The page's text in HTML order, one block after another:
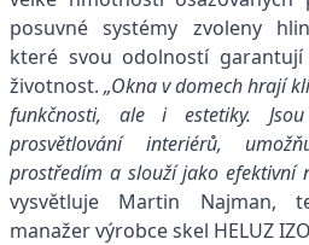
posuvné systémy zvoleny
které svou odolností
životnost. „Okna v domech hrají
funkčnosti, ale i estetiky.
prosvětlování interiérů,
prostředím a slouží jako efektivní
vysvětluje Martin Najman,
manažer výrobce skel HELUZ